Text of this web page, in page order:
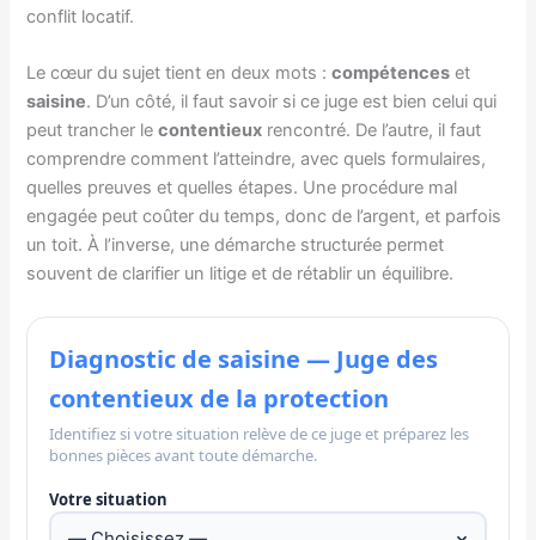
conflit locatif.
Le cœur du sujet tient en deux mots :compétences et
saisine. D’un côté, il faut savoir si ce juge est bien celui qui
peut trancher lecontentieux rencontré. De l’autre, il faut
comprendre comment l’atteindre, avec quels formulaires,
quelles preuves et quelles étapes. Une procédure mal
engagée peut coûter du temps, donc de l’argent, et parfois
un toit. À l’inverse, une démarche structurée permet
souvent de clarifier un litige et de rétablir un équilibre.
Diagnostic de saisine — Juge des
contentieux de la protection
Identifiez si votre situation relève de ce juge et préparez les
bonnes pièces avant toute démarche.
Votre situation